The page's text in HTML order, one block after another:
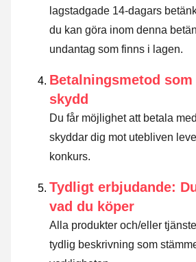
lagstadgade 14-dagars
du kan göra inom denna
undantag som finns i lagen.
Betalningsmetod
skydd
Du får möjlighet att betala
skyddar dig mot utebliven
konkurs.
Tydligt erbjudande:
vad du köper
Alla produkter och/eller
tydlig beskrivning som